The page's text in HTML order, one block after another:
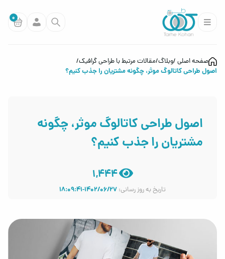
0
صفحه اصلی وبلاگ مقالات مرتبط با طراحی گرافیک
اصول طراحی کاتالوگ موثر، چگونه مشتریان را جذب کنیم؟
اصول طراحی کاتالوگ موثر، چگونه
مشتریان را جذب کنیم؟
1,444
تاریخ به روز رسانی: 1402/06/27-18:09:41